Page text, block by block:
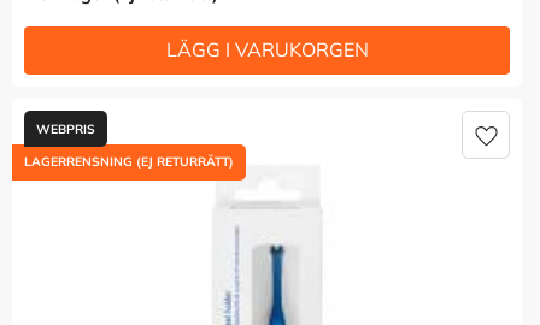
LAGERRENSNING (EJ RETURRÄTT)
Lägg